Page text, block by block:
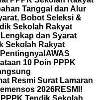
Tanggal dan Alur
Bobot Seleksi &
Sekolah Rakyat
dan Syarat
Sekolah Rakyat
AWAS
10 Poin PPPK
Resmi Surat Lamaran
2026RESMI!
Tendik Sekolah